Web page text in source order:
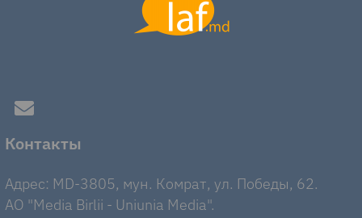
Контакты
Адрес: MD-3805, мун. Комрат, ул. Победы, 62.
AO "Media Birlii - Uniunia Media".